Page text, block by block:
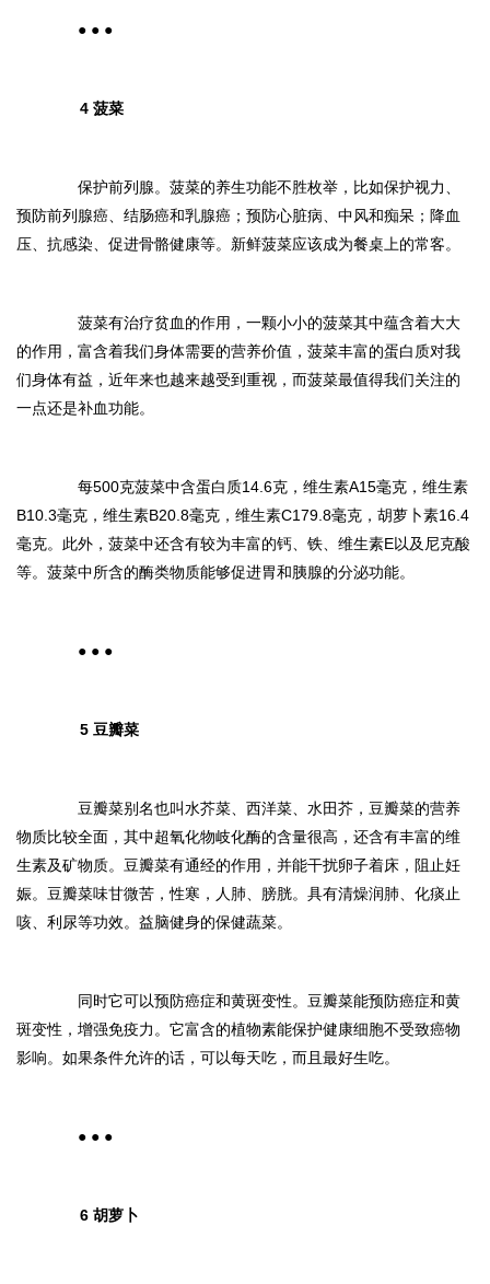
● ● ●
4 菠菜
保护前列腺。菠菜的养生功能不胜枚举，比如保护视力、
预防前列腺癌、结肠癌和乳腺癌；预防心脏病、中风和痴呆；降血
压、抗感染、促进骨骼健康等。新鲜菠菜应该成为餐桌上的常客。
菠菜有治疗贫血的作用，一颗小小的菠菜其中蕴含着大大
的作用，富含着我们身体需要的营养价值，菠菜丰富的蛋白质对我
们身体有益，近年来也越来越受到重视，而菠菜最值得我们关注的
一点还是补血功能。
每500克菠菜中含蛋白质14.6克，维生素A15毫克，维生素
B10.3毫克，维生素B20.8毫克，维生素C179.8毫克，胡萝卜素16.4
毫克。此外，菠菜中还含有较为丰富的钙、铁、维生素E以及尼克酸
等。菠菜中所含的酶类物质能够促进胃和胰腺的分泌功能。
● ● ●
5 豆瓣菜
豆瓣菜别名也叫水芥菜、西洋菜、水田芥，豆瓣菜的营养
物质比较全面，其中超氧化物岐化酶的含量很高，还含有丰富的维
生素及矿物质。豆瓣菜有通经的作用，并能干扰卵子着床，阻止妊
娠。豆瓣菜味甘微苦，性寒，人肺、膀胱。具有清燥润肺、化痰止
咳、利尿等功效。益脑健身的保健蔬菜。
同时它可以预防癌症和黄斑变性。豆瓣菜能预防癌症和黄
斑变性，增强免疫力。它富含的植物素能保护健康细胞不受致癌物
影响。如果条件允许的话，可以每天吃，而且最好生吃。
● ● ●
6 胡萝卜